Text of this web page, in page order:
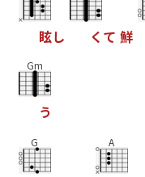
眩し く て 鮮
Gm
う
G A